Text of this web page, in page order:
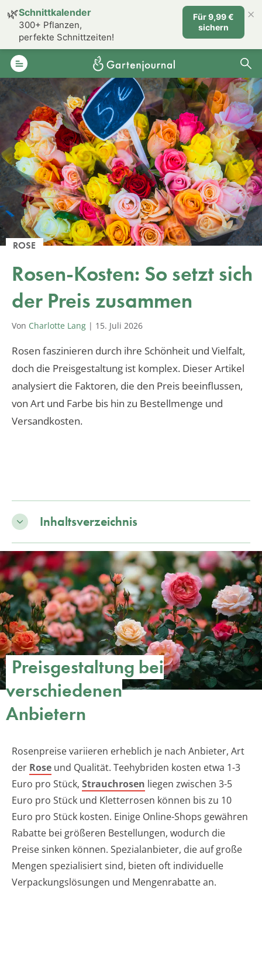
ROSE
Rosen-Kosten: So setzt sich
der Preis zusammen
Von Charlotte Lang | 15. Juli 2026
Rosen faszinieren durch ihre Schönheit und Vielfalt,
doch die Preisgestaltung ist komplex. Dieser Artikel
analysiert die Faktoren, die den Preis beeinflussen,
von Art und Farbe bis hin zu Bestellmenge und
Versandkosten.
Inhaltsverzeichnis
Preisgestaltung bei
verschiedenen
Anbietern
Rosenpreise variieren erheblich je nach Anbieter, Art
der Rose und Qualität. Teehybriden kosten etwa 1-3
Euro pro Stück, Strauchrosen liegen zwischen 3-5
Euro pro Stück und Kletterrosen können bis zu 10
Euro pro Stück kosten. Einige Online-Shops gewähren
Rabatte bei größeren Bestellungen, wodurch die
Preise sinken können. Spezialanbieter, die auf große
Mengen spezialisiert sind, bieten oft individuelle
Verpackungslösungen und Mengenrabatte an.
🌿Schnittkalender
300+ Pflanzen,
perfekte Schnittzeiten!
Für 9,99 €
sichern
×